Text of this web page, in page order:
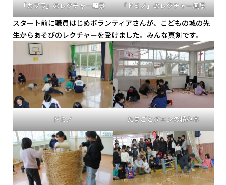
「カプラ」のレクチャ―風景 「ドミノ」のレクチャー風景
スタート前に職員はじめボランティアさんが、こどもの城の先
生からあそびのレクチャーを受けました。みんな真剣です。
ドミノ たまごとダエンの積み木